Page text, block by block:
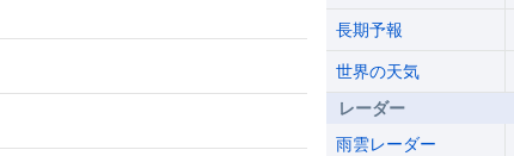
長期予報
世界の天気
レーダー
雨雲レーダー